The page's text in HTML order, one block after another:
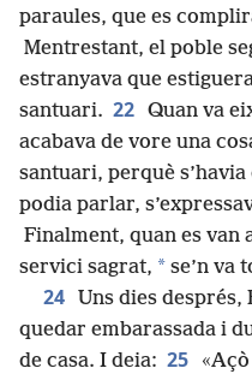
paraules, que es
Mentrestant, el poble
estranyava que
santuari. 22 Quan va
acabava de vore una
santuari, perquè
podia parlar,
Finalment, quan es van
servici sagrat, * se’n va
24
Uns dies després,
quedar embarassada i
de casa. I deia: 25